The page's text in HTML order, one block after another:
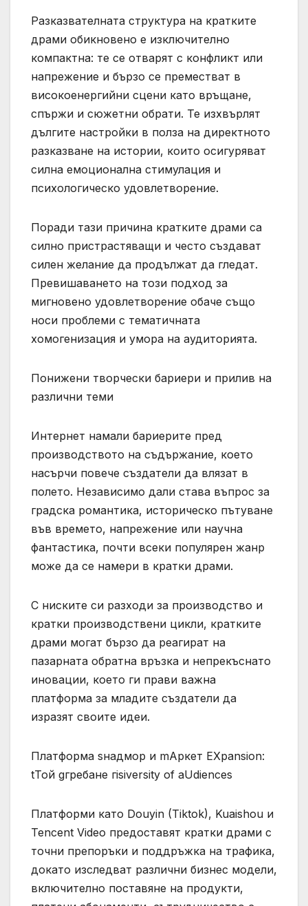
Разказвателната структура на кратките
драми обикновено е изключително
компактна: те се отварят с конфликт или
напрежение и бързо се преместват в
високоенергийни сцени като връщане,
спържи и сюжетни обрати. Те изхвърлят
дългите настройки в полза на директното
разказване на истории, които осигуряват
силна емоционална стимулация и
психологическо удовлетворение.
Поради тази причина кратките драми са
силно пристрастяващи и често създават
силен желание да продължат да гледат.
Превишаването на този подход за
мигновено удовлетворение обаче също
носи проблеми с тематичната
хомогенизация и умора на аудиторията.
Понижени творчески бариери и прилив на
различни теми
Интернет намали бариерите пред
производството на съдържание, което
насърчи повече създатели да влязат в
полето. Независимо дали става въпрос за
градска романтика, историческо пътуване
във времето, напрежение или научна
фантастика, почти всеки популярен жанр
може да се намери в кратки драми.
С ниските си разходи за производство и
кратки производствени цикли, кратките
драми могат бързо да реагират на
пазарната обратна връзка и непрекъснато
иновации, което ги прави важна
платформа за младите създатели да
изразят своите идеи.
Платформа sнадмор и mАркет EXpansion:
tТой gгребане гisiversity of aUdiences
Платформи като Douyin (Tiktok), Kuaishou и
Tencent Video предоставят кратки драми с
точни препоръки и поддръжка на трафика,
докато изследват различни бизнес модели,
включително поставяне на продукти,